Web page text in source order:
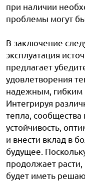
при наличии
проблемы могут
В заключение
эксплуатация
предлагает
удовлетворения
надежным, гибким
Интегрируя
тепла, сообщества
устойчивость,
и внести вклад в
будущее.
продолжает
будет иметь